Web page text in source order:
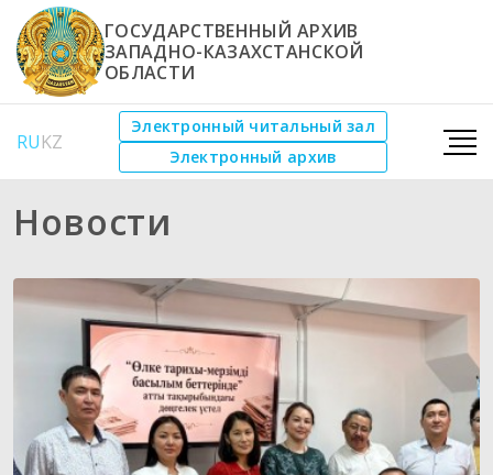
ГОСУДАРСТВЕННЫЙ АРХИВ
ЗАПАДНО-КАЗАХСТАНСКОЙ
ОБЛАСТИ
RUKZ
Электронный читальный зал
Электронный архив
Новости